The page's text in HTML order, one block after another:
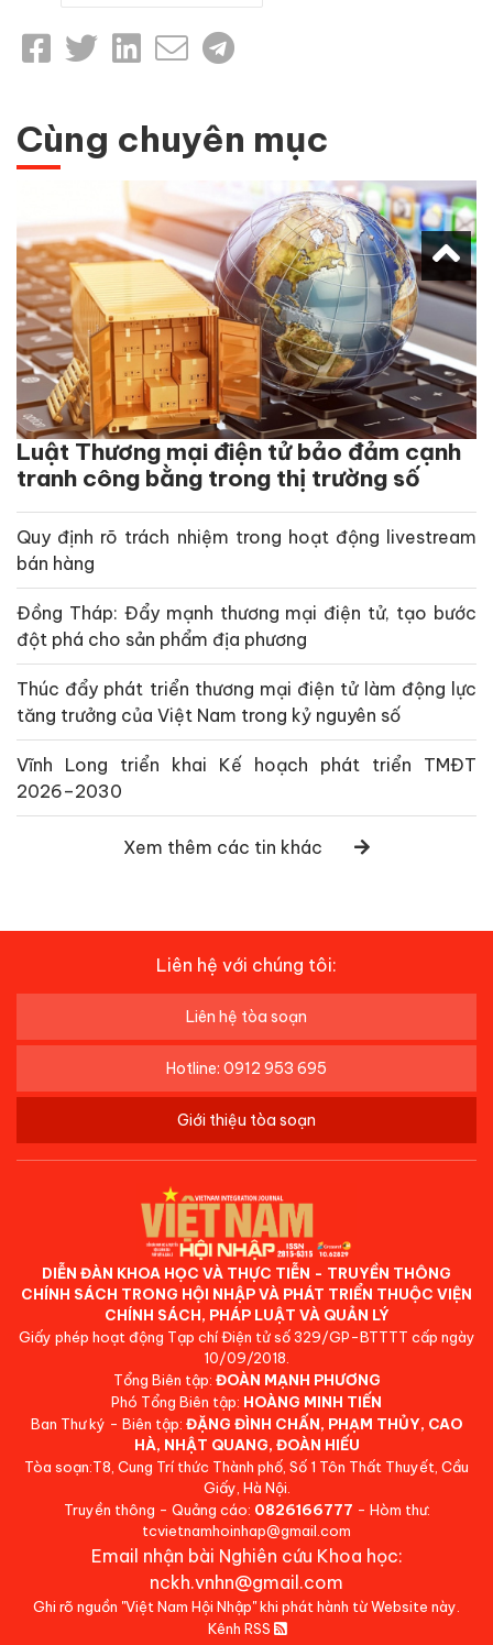
Cùng chuyên mục
Luật Thương mại điện tử bảo đảm cạnh
tranh công bằng trong thị trường số
Quy định rõ trách nhiệm trong hoạt động livestream
bán hàng
Đồng Tháp: Đẩy mạnh thương mại điện tử, tạo bước
đột phá cho sản phẩm địa phương
Thúc đẩy phát triển thương mại điện tử làm động lực
tăng trưởng của Việt Nam trong kỷ nguyên số
Vĩnh Long triển khai Kế hoạch phát triển TMĐT
2026–2030
Xem thêm các tin khác
Liên hệ với chúng tôi:
Liên hệ tòa soạn
Hotline: 0912 953 695
Giới thiệu tòa soạn
DIỄN ĐÀN KHOA HỌC VÀ THỰC TIỄN - TRUYỀN THÔNG
CHÍNH SÁCH TRONG HỘI NHẬP VÀ PHÁT TRIỂN THUỘC VIỆN
CHÍNH SÁCH, PHÁP LUẬT VÀ QUẢN LÝ
Giấy phép hoạt động Tạp chí Điện tử số 329/GP-BTTTT cấp ngày
10/09/2018.
Tổng Biên tập: ĐOÀN MẠNH PHƯƠNG
Phó Tổng Biên tập: HOÀNG MINH TIẾN
Ban Thư ký - Biên tập: ĐẶNG ĐÌNH CHẤN, PHẠM THỦY, CAO
HÀ, NHẬT QUANG, ĐOÀN HIẾU
Tòa soạn:T8, Cung Trí thức Thành phố, Số 1 Tôn Thất Thuyết, Cầu
Giấy, Hà Nội.
Truyền thông - Quảng cáo: 0826166777 - Hòm thư:
tcvietnamhoinhap@gmail.com
Email nhận bài Nghiên cứu Khoa học:
nckh.vnhn@gmail.com
Ghi rõ nguồn "Việt Nam Hội Nhập" khi phát hành từ Website này.
Kênh RSS